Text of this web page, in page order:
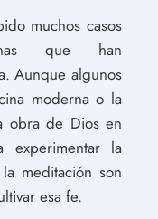
muchos casos
que han
Aunque algunos
moderna o la
obra de Dios en
la
meditación son
esa fe.